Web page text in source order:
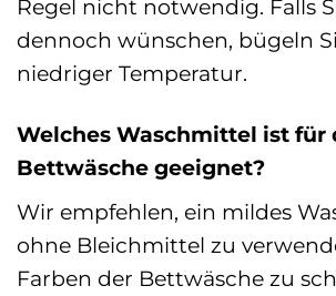
Regel nicht notwendig. Falls
dennoch wünschen, bügeln
niedriger Temperatur.
Welches Waschmittel ist für
Bettwäsche geeignet?
Wir empfehlen, ein mildes
ohne Bleichmittel zu
Farben der Bettwäsche zu